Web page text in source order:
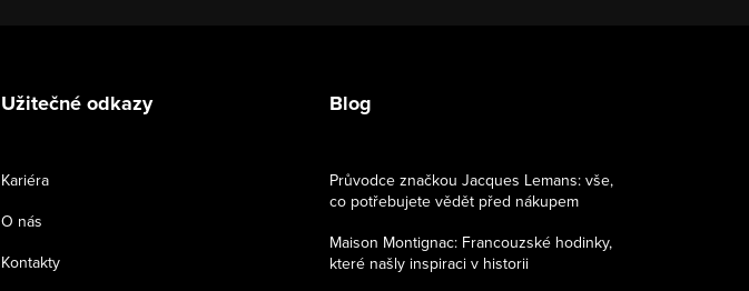
Užitečné odkazy
Kariéra
O nás
Kontakty
Blog
Průvodce značkou Jacques Lemans: vše,
co potřebujete vědět před nákupem
Maison Montignac: Francouzské hodinky,
které našly inspiraci v historii